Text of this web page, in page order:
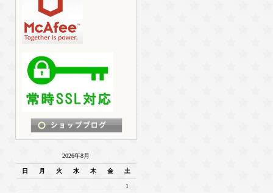
2026年8月
日 月 火 水 木 金 土
1